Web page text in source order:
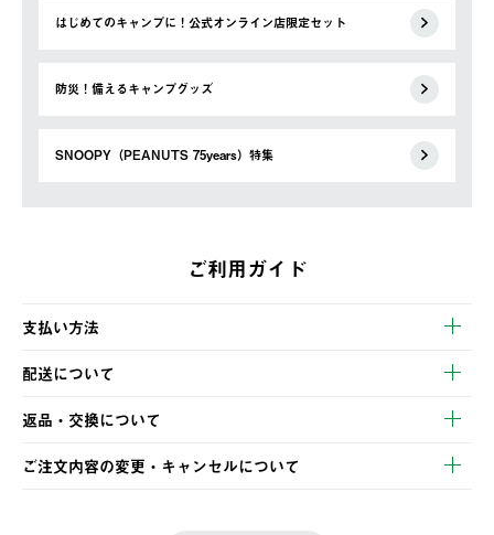
はじめてのキャンプに！公式オンライン店限定セット
防災！備えるキャンプグッズ
SNOOPY（PEANUTS 75years）特集
ご利用ガイド
支払い方法
以下のいずれかの方法でお支払いいただけます。
・クレジットカード決済
・コンビニ決済
・Pay-easy決済
配送について
【発送スケジュール】
ご注文・ご入金完了より2営業日以内に商品を発送いたします。
土日祝の発送はございませんので、木曜日以降のご注文は週明け
の発送となる場合がございます。
返品・交換について
※お客様都合の場合
ご注文内容の変更・キャンセルについて